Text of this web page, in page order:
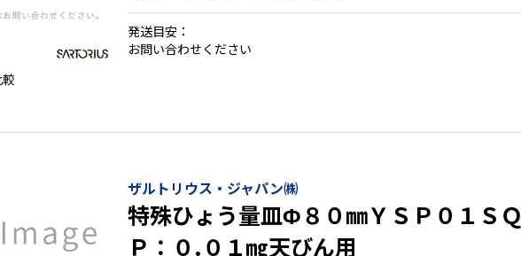
発送目安：
お問い合わせください
ザルトリウス・ジャパン㈱
特殊ひょう量皿Φ８０㎜ＹＳＰ０１ＳＱ
Ｐ：０.０１㎎天びん用